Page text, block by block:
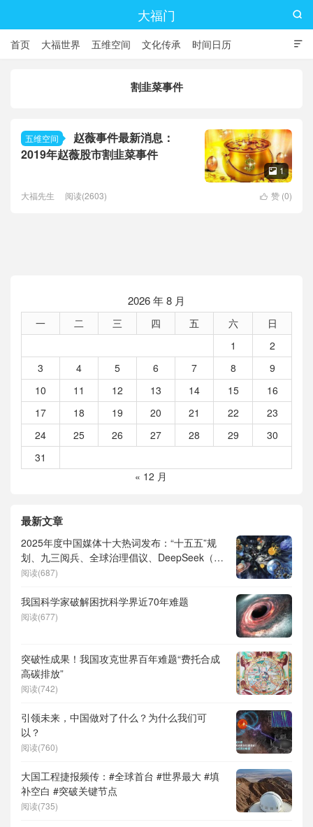
大福门

首页 大福世界 五维空间 文化传承 时间日历

割韭菜事件
五维空间
赵薇事件最新消息：
2019年赵薇股市割韭菜事件
 1
 赞 (0)
大福先生 阅读(2603)
2026 年 8 月
一 二 三 四 五 六
日
1
2
3
4 5 6 7 8
9
10
11 12 13 14 15
16
17
18 19 20 21 22
23
24
25 26 27 28 29
30
31
« 12 月
最新文章
2025年度中国媒体十大热词发布：“十五五”规
划、九三阅兵、全球治理倡议、DeepSeek（深
度求索）、人形机器人、苏超、票根经济、育
阅读(687)
我国科学家破解困扰科学界近70年难题
阅读(677)
突破性成果！我国攻克世界百年难题“费托合成
高碳排放”
阅读(742)
引领未来，中国做对了什么？为什么我们可
以？
阅读(760)
大国工程捷报频传：#全球首台 #世界最大 #填
补空白 #突破关键节点
阅读(735)